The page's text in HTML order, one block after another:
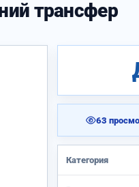
трансфер
63
Категория